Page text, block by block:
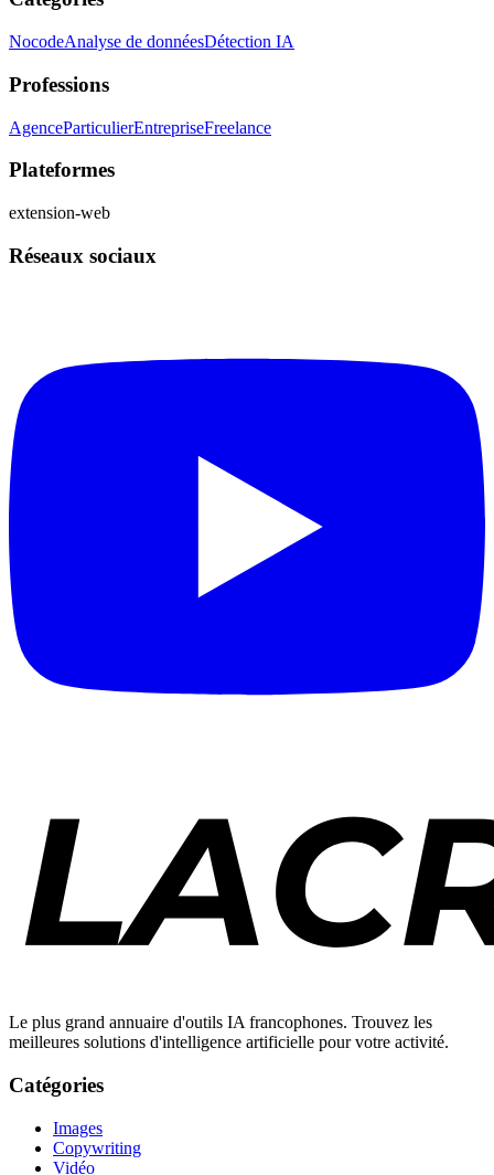
NocodeAnalyse de donnéesDétection IA
Professions
AgenceParticulierEntrepriseFreelance
Plateformes
extension-web
Réseaux sociaux
Le plus grand annuaire d'outils IA francophones. Trouvez les
meilleures solutions d'intelligence artificielle pour votre activité.
Catégories
Images
Copywriting
Vidéo